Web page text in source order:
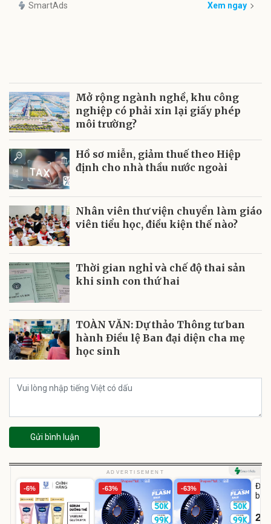
SmartAds Xem ngay
Mở rộng ngành nghề, khu công
nghiệp có phải xin lại giấy phép
môi trường?
Hồ sơ miễn, giảm thuế theo Hiệp
định cho nhà thầu nước ngoài
Nhân viên thư viện chuyển làm giáo
viên tiểu học, điều kiện thế nào?
Thời gian nghỉ và chế độ thai sản
khi sinh con thứ hai
TOÀN VĂN: Dự thảo Thông tư ban
hành Điều lệ Ban đại diện cha mẹ
học sinh
Gửi bình luận
ADVERTISEMENT
-6% -63% -63%
Đai
bé